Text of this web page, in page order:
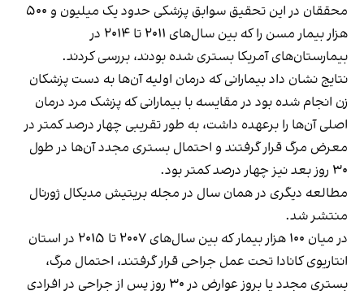
محققان در این تحقیق سوابق پزشکی حدود یک میلیون و ۵۰۰
هزار بیمار مسن را که بین سال‌های ۲۰۱۱ تا ۲۰۱۴ در
بیمارستان‌های آمریکا بستری شده بودند، بررسی کردند.
نتایج نشان داد بیمارانی که درمان اولیه آن‌ها به دست پزشکان
زن انجام شده بود در مقایسه با بیمارانی که پزشک مرد درمان
اصلی آن‌ها را برعهده داشت، به طور تقریبی چهار درصد کمتر در
معرض مرگ قرار گرفتند و احتمال بستری مجدد آن‌ها در طول
۳۰ روز بعد نیز چهار درصد کمتر بود.
مطالعه دیگری در همان سال در مجله بریتیش مدیکال ژورنال
منتشر شد.
در میان ۱۰۰ هزار بیمار که بین سال‌های ۲۰۰۷ تا ۲۰۱۵ در استان
انتاریوی کانادا تحت عمل جراحی قرار گرفتند، احتمال مرگ،
بستری مجدد یا بروز عوارض در ۳۰ روز پس از جراحی در افرادی